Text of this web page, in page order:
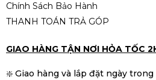
Chính Sách Bảo Hành
THANH TOÁN TRẢ GÓP
GIAO HÀNG TẬN NƠI HỎA TỐC
❇️ Giao hàng và lắp đặt ngày trong